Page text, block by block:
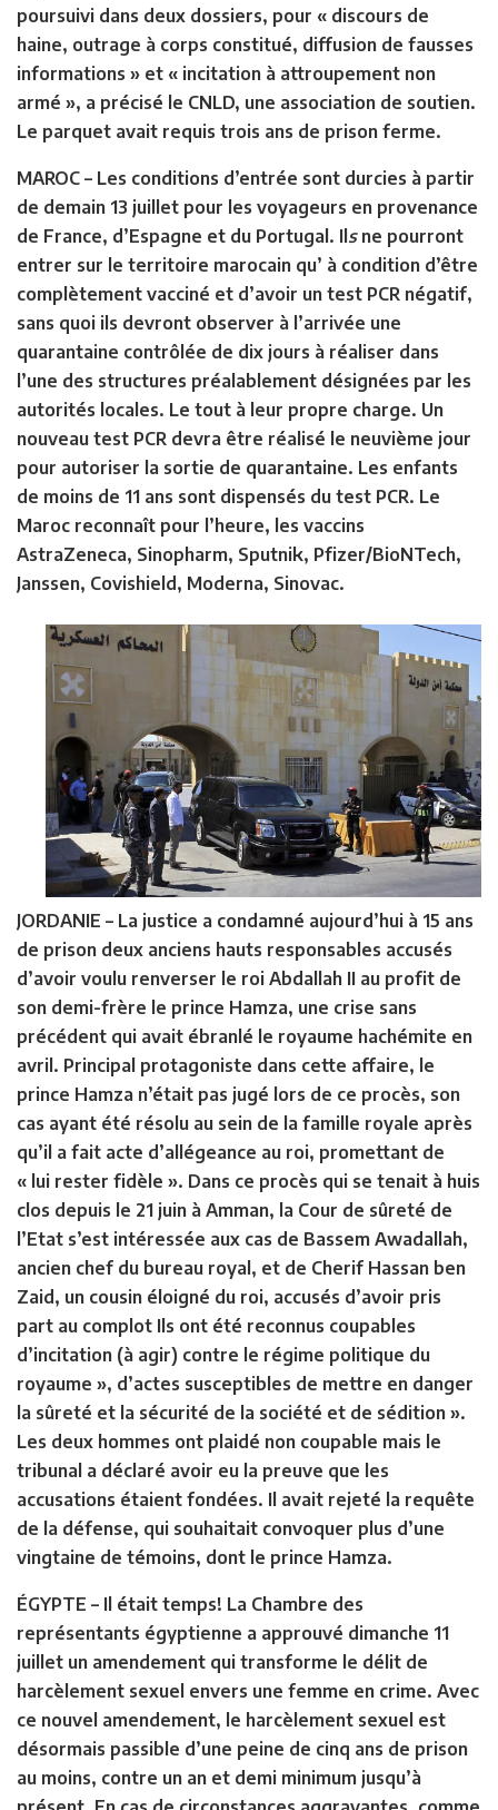
poursuivi dans deux dossiers, pour « discours de
haine, outrage à corps constitué, diffusion de fausses
informations » et « incitation à attroupement non
armé », a précisé le CNLD, une association de soutien.
Le parquet avait requis trois ans de prison ferme.
MAROC – Les conditions d’entrée sont durcies à partir
de demain 13 juillet pour les voyageurs en provenance
de France, d’Espagne et du Portugal. Il s ne pourront
entrer sur le territoire marocain qu’ à condition d’être
complètement vacciné et d’avoir un test PCR négatif,
sans quoi ils devront observer à l’arrivée une
quarantaine contrôlée de dix jours à réaliser dans
l’une des structures préalablement désignées par les
autorités locales. Le tout à leur propre charge. Un
nouveau test PCR devra être réalisé le neuvième jour
pour autoriser la sortie de quarantaine. Les enfants
de moins de 11 ans sont dispensés du test PCR. Le
Maroc reconnaît pour l’heure, les vaccins
AstraZeneca, Sinopharm, Sputnik, Pfizer/BioNTech,
Janssen, Covishield, Moderna, Sinovac.
JORDANIE – La justice a condamné aujourd’hui à 15 ans
de prison deux anciens hauts responsables accusés
d’avoir voulu renverser le roi Abdallah II au profit de
son demi-frère le prince Hamza, une crise sans
précédent qui avait ébranlé le royaume hachémite en
avril. Principal protagoniste dans cette affaire, le
prince Hamza n’était pas jugé lors de ce procès, son
cas ayant été résolu au sein de la famille royale après
qu’il a fait acte d’allégeance au roi, promettant de
« lui rester fidèle ». Dans ce procès qui se tenait à huis
clos depuis le 21 juin à Amman, la Cour de sûreté de
l’Etat s’est intéressée aux cas de Bassem Awadallah,
ancien chef du bureau royal, et de Cherif Hassan ben
Zaid, un cousin éloigné du roi, accusés d’avoir pris
part au complot Ils ont été reconnus coupables
d’incitation (à agir) contre le régime politique du
royaume », d’actes susceptibles de mettre en danger
la sûreté et la sécurité de la société et de sédition ».
Les deux hommes ont plaidé non coupable mais le
tribunal a déclaré avoir eu la preuve que les
accusations étaient fondées. Il avait rejeté la requête
de la défense, qui souhaitait convoquer plus d’une
vingtaine de témoins, dont le prince Hamza.
ÉGYPTE – Il était temps! La Chambre des
représentants égyptienne a approuvé dimanche 11
juillet un amendement qui transforme le délit de
harcèlement sexuel envers une femme en crime. Avec
ce nouvel amendement, le harcèlement sexuel est
désormais passible d’une peine de cinq ans de prison
au moins, contre un an et demi minimum jusqu’à